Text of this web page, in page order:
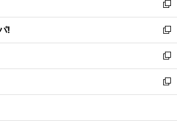
く
で
開
く
ド
ウ
で
開
く
い
ウ
ィ
ン
ド
ウ
で
開
新
し
い
ウ
ィ
ン
ド
ウ
開
!
新
し
い
ウ
ィ
ン
ウ
新
し
い
ウ
ン
新
し
ウ